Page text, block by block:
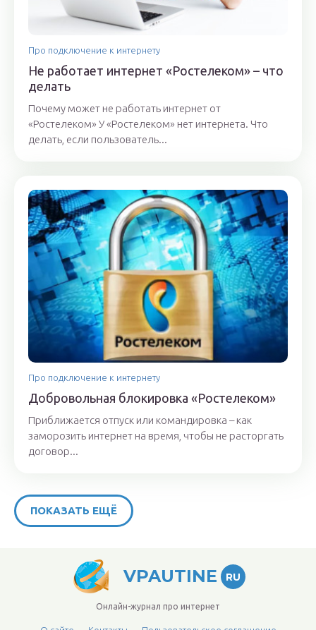
Про подключение к интернету
Не работает интернет «Ростелеком» – что
делать
Почему может не работать интернет от
«Ростелеком» У «Ростелеком» нет интернета. Что
делать, если пользователь...
Про подключение к интернету
Добровольная блокировка «Ростелеком»
Приближается отпуск или командировка – как
заморозить интернет на время, чтобы не расторгать
договор...
ПОКАЗАТЬ ЕЩЁ
VPAUTINE RU
Онлайн-журнал про интернет